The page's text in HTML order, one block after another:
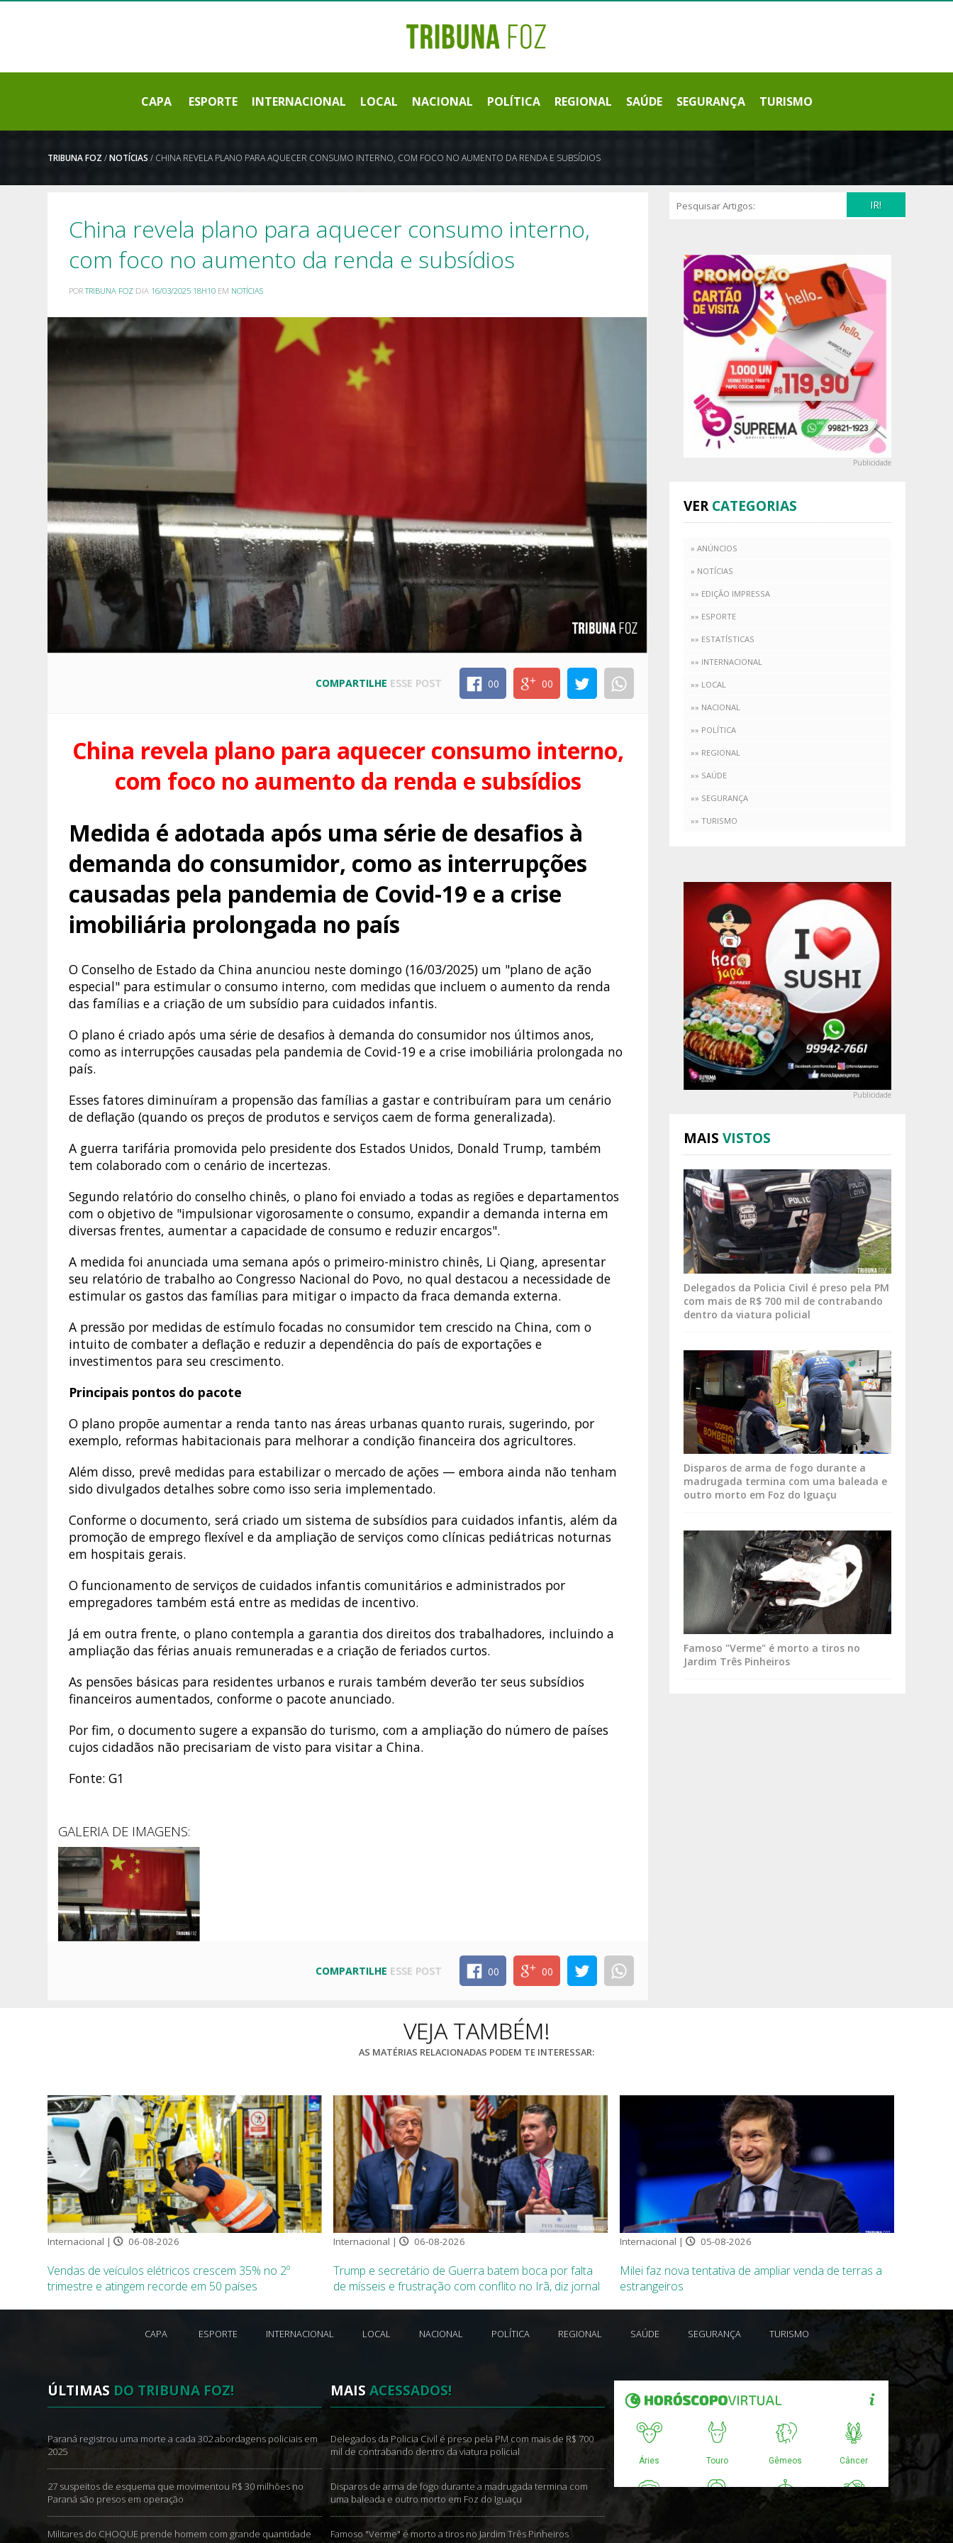
CAPA ESPORTE INTERNACIONAL LOCAL NACIONAL POLÍTICA REGIONAL SAÚDE SEGURANÇA TURISMO
TRIBUNA FOZ /NOTÍCIAS / CHINA REVELA PLANO PARA AQUECER CONSUMO INTERNO, COM FOCO NO AUMENTO DA RENDA E SUBSÍDIOS
China revela plano para aquecer consumo interno,
com foco no aumento da renda e subsídios
PORTRIBUNA FOZ DIA 16/03/2025 18H10 EM NOTÍCIAS
COMPARTILHE ESSE POST 00 00
China revela plano para aquecer consumo interno,
com foco no aumento da renda e subsídios
Medida é adotada após uma série de desafios à
demanda do consumidor, como as interrupções
causadas pela pandemia de Covid-19 e a crise
imobiliária prolongada no país
O Conselho de Estado da China anunciou neste domingo (16/03/2025) um "plano de ação
especial" para estimular o consumo interno, com medidas que incluem o aumento da renda
das famílias e a criação de um subsídio para cuidados infantis.
O plano é criado após uma série de desafios à demanda do consumidor nos últimos anos,
como as interrupções causadas pela pandemia de Covid-19 e a crise imobiliária prolongada no
país.
Esses fatores diminuíram a propensão das famílias a gastar e contribuíram para um cenário
de deflação (quando os preços de produtos e serviços caem de forma generalizada).
A guerra tarifária promovida pelo presidente dos Estados Unidos, Donald Trump, também
tem colaborado com o cenário de incertezas.
Segundo relatório do conselho chinês, o plano foi enviado a todas as regiões e departamentos
com o objetivo de "impulsionar vigorosamente o consumo, expandir a demanda interna em
diversas frentes, aumentar a capacidade de consumo e reduzir encargos".
A medida foi anunciada uma semana após o primeiro-ministro chinês, Li Qiang, apresentar
seu relatório de trabalho ao Congresso Nacional do Povo, no qual destacou a necessidade de
estimular os gastos das famílias para mitigar o impacto da fraca demanda externa.
A pressão por medidas de estímulo focadas no consumidor tem crescido na China, com o
intuito de combater a deflação e reduzir a dependência do país de exportações e
investimentos para seu crescimento.
Principais pontos do pacote
O plano propõe aumentar a renda tanto nas áreas urbanas quanto rurais, sugerindo, por
exemplo, reformas habitacionais para melhorar a condição financeira dos agricultores.
Além disso, prevê medidas para estabilizar o mercado de ações — embora ainda não tenham
sido divulgados detalhes sobre como isso seria implementado.
Conforme o documento, será criado um sistema de subsídios para cuidados infantis, além da
promoção de emprego flexível e da ampliação de serviços como clínicas pediátricas noturnas
em hospitais gerais.
O funcionamento de serviços de cuidados infantis comunitários e administrados por
empregadores também está entre as medidas de incentivo.
Já em outra frente, o plano contempla a garantia dos direitos dos trabalhadores, incluindo a
ampliação das férias anuais remuneradas e a criação de feriados curtos.
As pensões básicas para residentes urbanos e rurais também deverão ter seus subsídios
financeiros aumentados, conforme o pacote anunciado.
Por fim, o documento sugere a expansão do turismo, com a ampliação do número de países
cujos cidadãos não precisariam de visto para visitar a China.
Fonte: G1
GALERIA DE IMAGENS:
COMPARTILHE ESSE POST 00 00
IR!
Publicidade
VERCATEGORIAS
» ANÚNCIOS
» NOTÍCIAS
»» EDIÇÃO IMPRESSA
»» ESPORTE
»» ESTATÍSTICAS
»» INTERNACIONAL
»» LOCAL
»» NACIONAL
»» POLÍTICA
»» REGIONAL
»» SAÚDE
»» SEGURANÇA
»» TURISMO
Publicidade
MAIS VISTOS
Delegados da Policia Civil é preso pela PM
com mais de R$ 700 mil de contrabando
dentro da viatura policial
Disparos de arma de fogo durante a
madrugada termina com uma baleada e
outro morto em Foz do Iguaçu
Famoso "Verme" é morto a tiros no
Jardim Três Pinheiros
VEJA TAMBÉM!
AS MATÉRIAS RELACIONADAS PODEM TE INTERESSAR:
Internacional | 06-08-2026
Vendas de veículos elétricos crescem 35% no 2º
trimestre e atingem recorde em 50 países
Internacional | 06-08-2026
Trump e secretário de Guerra batem boca por falta
de mísseis e frustração com conflito no Irã, diz jornal
Internacional | 05-08-2026
Milei faz nova tentativa de ampliar venda de terras a
estrangeiros
CAPA ESPORTE INTERNACIONAL LOCAL NACIONAL POLÍTICA REGIONAL SAÚDE SEGURANÇA TURISMO
ÚLTIMAS DO TRIBUNA FOZ!
Paraná registrou uma morte a cada 302 abordagens policiais em
2025
27 suspeitos de esquema que movimentou R$ 30 milhões no
Paraná são presos em operação
Militares do CHOQUE prende homem com grande quantidade
MAISACESSADOS!
Delegados da Policia Civil é preso pela PM com mais de R$ 700
mil de contrabando dentro da viatura policial
Disparos de arma de fogo durante a madrugada termina com
uma baleada e outro morto em Foz do Iguaçu
Famoso "Verme" é morto a tiros no Jardim Três Pinheiros